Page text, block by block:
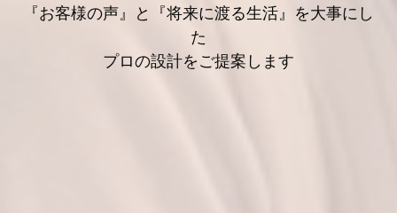
『お客様の声』と『将来に渡る生活』を大事にし
た
プロの設計をご提案します